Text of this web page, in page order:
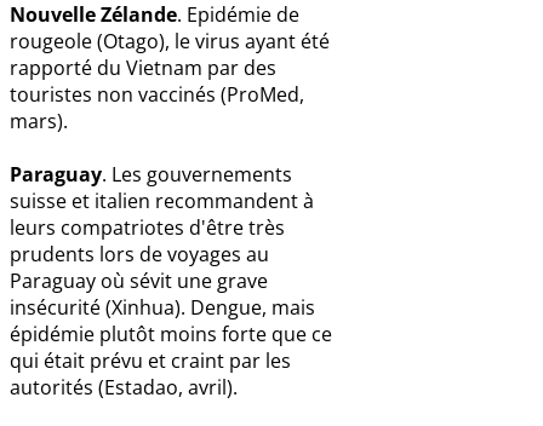
Nouvelle Zélande. Epidémie de
rougeole (Otago), le virus ayant été
rapporté du Vietnam par des
touristes non vaccinés (ProMed,
mars).
Paraguay. Les gouvernements
suisse et italien recommandent à
leurs compatriotes d'être très
prudents lors de voyages au
Paraguay où sévit une grave
insécurité (Xinhua). Dengue, mais
épidémie plutôt moins forte que ce
qui était prévu et craint par les
autorités (Estadao, avril).